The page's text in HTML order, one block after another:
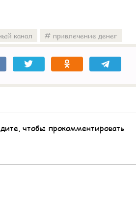
канал привлечение денег
чтобы прокомментировать